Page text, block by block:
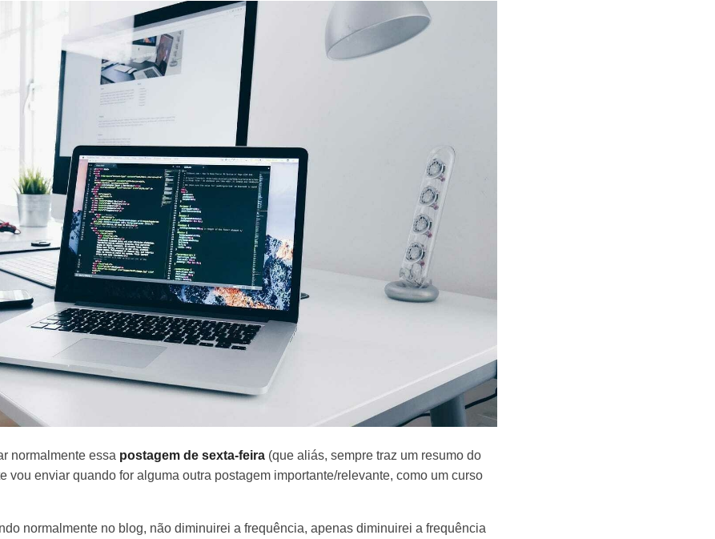
normalmente essa postagem de sexta-feira (que aliás, sempre traz um resumo do
vou enviar quando for alguma outra postagem importante/relevante, como um curso
normalmente no blog, não diminuirei a frequência, apenas diminuirei a frequência